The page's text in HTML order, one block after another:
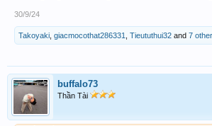
30/9/24
Takoyaki giacmocothat286331 Tieututhui32 and 7
buffalo73
Thần Tài